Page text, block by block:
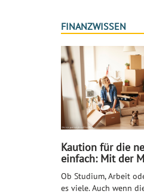
FINANZWISSEN
Kaution für die
einfach: Mit der
Ob Studium, Arbeit
es viele. Auch wenn